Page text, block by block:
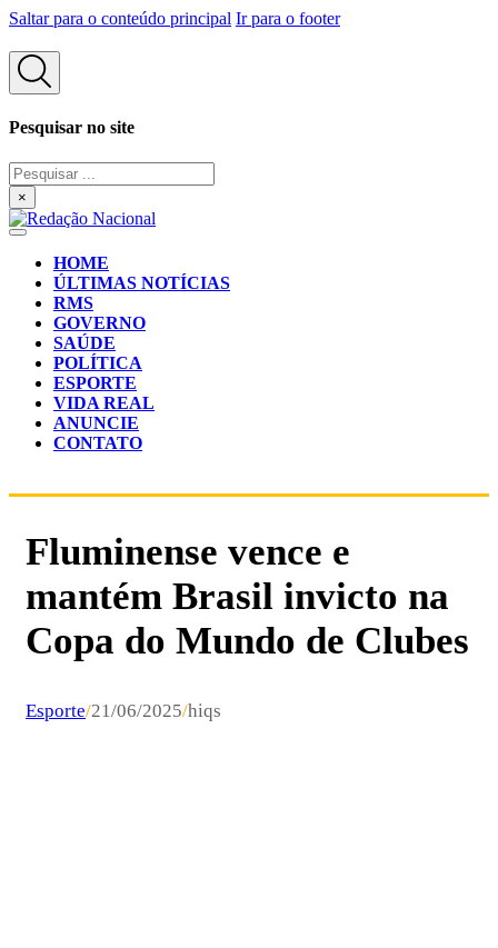
Saltar para o conteúdo principal Ir para o footer
Pesquisar no site
Pesquisar
...×
HOME
ÚLTIMAS NOTÍCIAS
RMS
GOVERNO
SAÚDE
POLÍTICA
ESPORTE
VIDA REAL
ANUNCIE
CONTATO
Fluminense vence e
mantém Brasil invicto na
Copa do Mundo de Clubes
Esporte/21/06/2025/hiqs